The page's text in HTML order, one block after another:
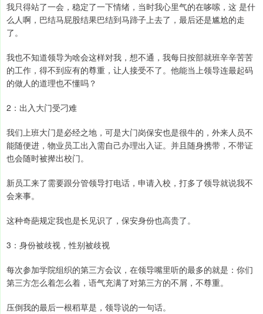
我只得站了一会，稳定了一下情绪，当时我心里气的在哆嗦，这 是什
么人啊，巴结马屁股结果巴结到马蹄子上去了，最后还是尴尬的走
了。
我也不知道领导为啥会这样对我，想不通，我每日按部就班辛辛苦苦
的工作，得不到应有的尊重，让人接受不了。他能当上领导连最起码
的做人的道理也不懂吗？
2：出入大门受刁难
我们上班大门是必经之地，可是大门岗保安也是很牛的，外来人员不
能随便进，物业员工出入需自己办理出入证。并且随身携带，不带证
也会随时被撵出校门。
新员工来了需要跟分管领导打电话，申请入校，打多了领导就说我不
会来事。
这种奇葩规定我也是长见识了，保安身份也高贵了。
3：身份被歧视，性别被歧视
每次参加学院组织的第三方会议，在领导嘴里听的最多的就是：你们
第三方怎么着怎么着，语气充满了对第三方的不屑，不尊重。
压倒我的最后一根稻草是，领导说的一句话。